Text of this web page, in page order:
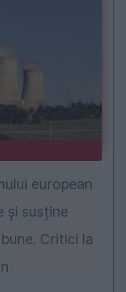
european
și susține
Critici la